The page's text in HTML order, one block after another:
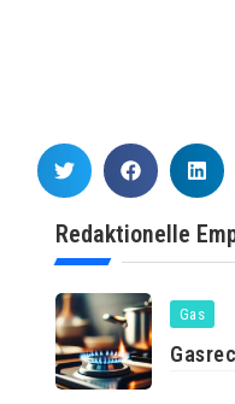
Redaktionelle
Gas